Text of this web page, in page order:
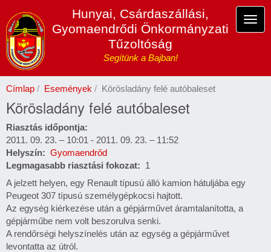
tartalomra
Hunyai, Csárdaszállási,
Gyomaendrődi Önkormányzati
Tűzoltóság
Segítünk a Bajban!
Címlap Események Körösladány felé autóbaleset
Körösladány felé autóbaleset
Riasztás időpontja
2011. 09. 23. – 10:01 - 2011. 09. 23. – 11:52
Helyszín
Gyomaendrőd
Legmagasabb riasztási fokozat
1
A jelzett helyen, egy Renault típusú álló kamion hátuljába egy
Peugeot 307 típusú személygépkocsi hajtott.
Az egység kiérkezése után a gépjárművet áramtalanította, a
gépjárműbe nem volt beszorulva senki.
A rendőrségi helyszínelés után az egység a gépjárművet
levontatta az útról.